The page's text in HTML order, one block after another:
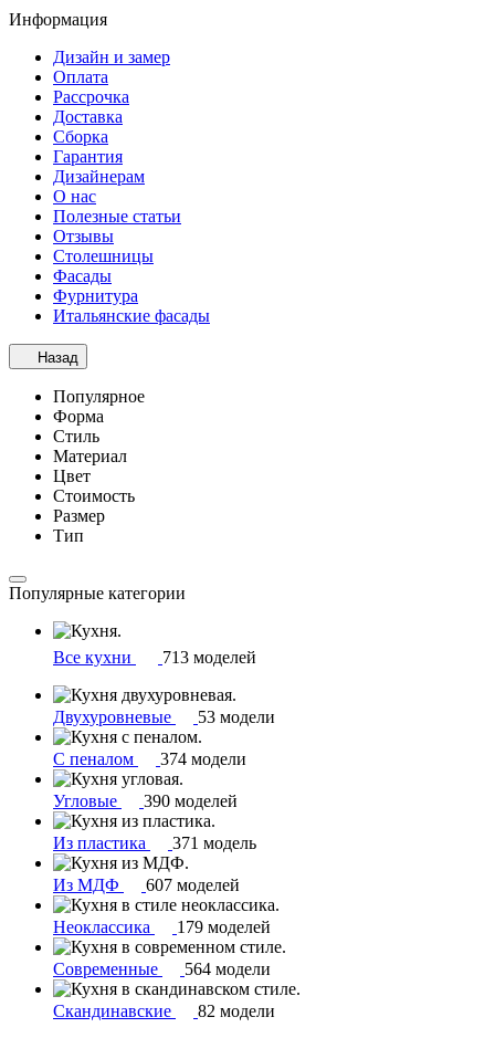
Информация
Дизайн и замер
Оплата
Рассрочка
Доставка
Сборка
Гарантия
Дизайнерам
О нас
Полезные статьи
Отзывы
Столешницы
Фасады
Фурнитура
Итальянские фасады
Назад
Популярное
Форма
Стиль
Материал
Цвет
Стоимость
Размер
Тип
Популярные категории
Все кухни 713 моделей
Двухуровневые 53 модели
С пеналом 374 модели
Угловые 390 моделей
Из пластика 371 модель
Из МДФ 607 моделей
Неоклассика 179 моделей
Современные 564 модели
Скандинавские
82 модели